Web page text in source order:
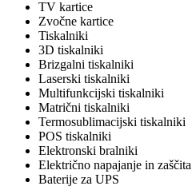
TV kartice
Zvočne kartice
Tiskalniki
3D tiskalniki
Brizgalni tiskalniki
Laserski tiskalniki
Multifunkcijski tiskalniki
Matrični tiskalniki
Termosublimacijski tiskalniki
POS tiskalniki
Elektronski bralniki
Električno napajanje in zaščita
Baterije za UPS